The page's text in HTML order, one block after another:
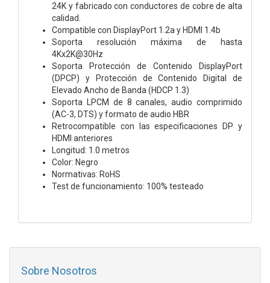
24K y fabricado con conductores de cobre de alta
calidad.
Compatible con DisplayPort 1.2a y HDMI 1.4b
Soporta resolución máxima de hasta
4Kx2K@30Hz
Soporta Protección de Contenido DisplayPort
(DPCP) y Protección de Contenido Digital de
Elevado Ancho de Banda (HDCP 1.3)
Soporta LPCM de 8 canales, audio comprimido
(AC-3, DTS) y formato de audio HBR
Retrocompatible con las especificaciones DP y
HDMI anteriores
Longitud: 1.0 metros
Color: Negro
Normativas: RoHS
Test de funcionamiento: 100% testeado
Sobre Nosotros